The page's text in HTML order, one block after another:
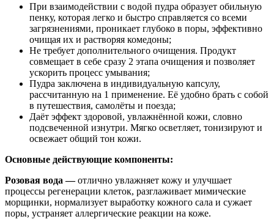
При взаимодействии с водой пудра образует обильную
пенку, которая легко и быстро справляется со всеми
загрязнениями, проникает глубоко в поры, эффективно
очищая их и растворяя комедоны;
Не требует дополнительного очищения. Продукт
совмещает в себе сразу 2 этапа очищения и позволяет
ускорить процесс умывания;
Пудра заключена в индивидуальную капсулу,
рассчитанную на 1 применение. Её удобно брать с собой
в путешествия, самолёты и поезда;
Даёт эффект здоровой, увлажнённой кожи, словно
подсвеченной изнутри. Мягко осветляет, тонизируют и
освежает общий тон кожи.
Основные действующие компоненты:
Розовая вода —отлично увлажняет кожу и улучшает
процессы регенерации клеток, разглаживает мимические
морщинки, нормализует выработку кожного сала и сужает
поры, устраняет аллергические реакции на коже.